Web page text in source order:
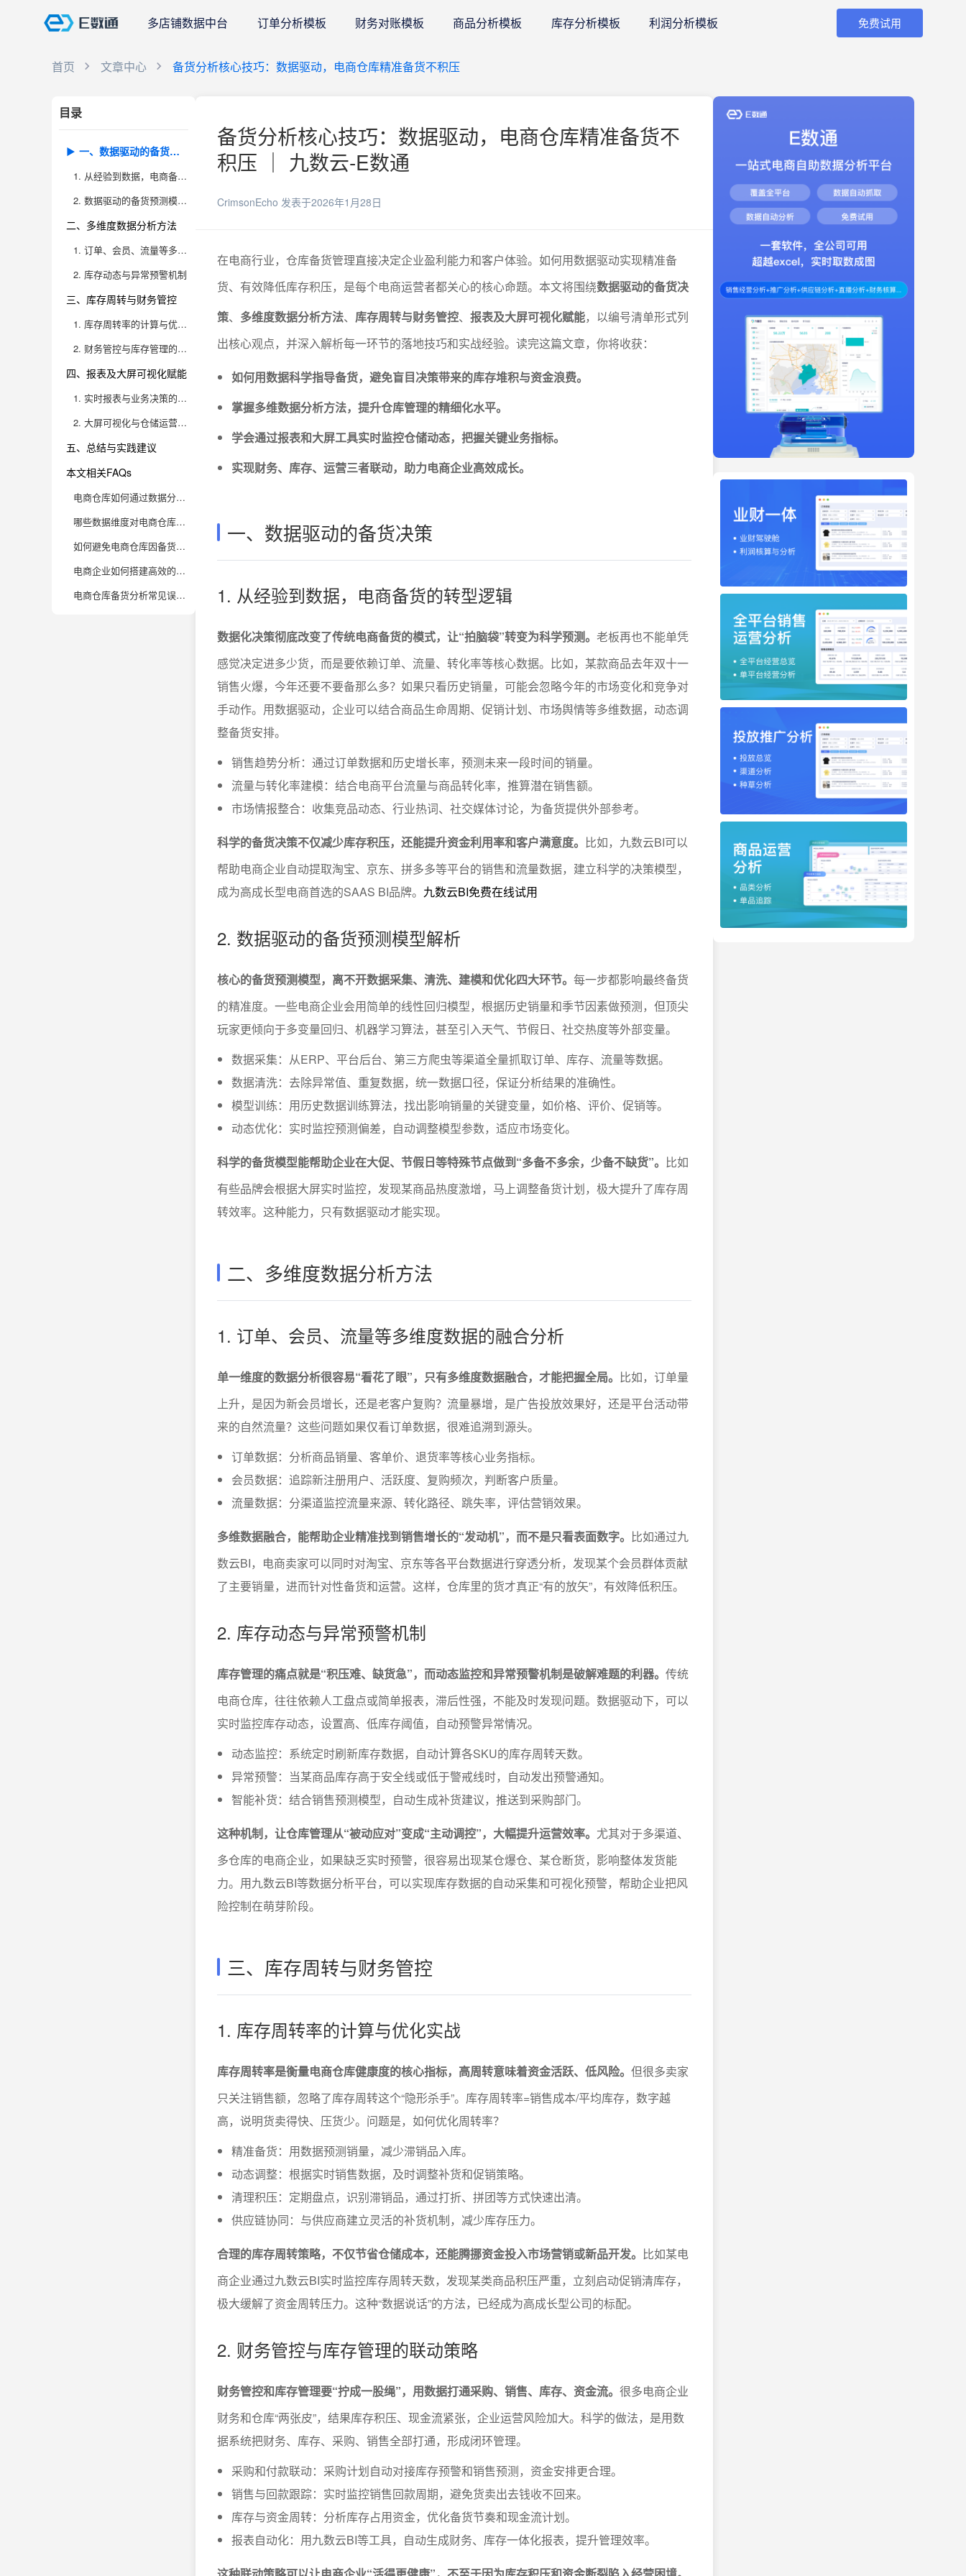
多店铺数据中台 订单分析模板 财务对账模板 商品分析模板 库存分析模板 利润分析模板 免费试用
首页 文章中心 备货分析核心技巧：数据驱动，电商仓库精准备货不积压
目录
一、数据驱动的备货决策
1. 从经验到数据，电商备货的转型逻辑
2. 数据驱动的备货预测模型解析
二、多维度数据分析方法
1. 订单、会员、流量等多维度数据的融合分析
2. 库存动态与异常预警机制
三、库存周转与财务管控
1. 库存周转率的计算与优化实战
2. 财务管控与库存管理的联动策略
四、报表及大屏可视化赋能
1. 实时报表与业务决策的深度结合
2. 大屏可视化与仓储运营升级
五、总结与实践建议
本文相关FAQs
电商仓库如何通过数据分析实现精准备货？
哪些数据维度对电商仓库备货分析最有价值？
如何避免电商仓库因备货不足或过量而造成资金压力？
电商企业如何搭建高效的数据分析体系支持仓库备货？
电商仓库备货分析常见误区有哪些？如何避免？
备货分析核心技巧：数据驱动，电商仓库精准备货不
积压 ｜ 九数云-E数通
CrimsonEcho 发表于2026年1月28日
在电商行业，仓库备货管理直接决定企业盈利能力和客户体验。如何用数据驱动实现精准备
货、有效降低库存积压，是每个电商运营者都关心的核心命题。本文将围绕数据驱动的备货决
策、 多维度数据分析方法、 库存周转与财务管控、 报表及大屏可视化赋能，以编号清单形式列
出核心观点，并深入解析每一环节的落地技巧和实战经验。读完这篇文章，你将收获：
如何用数据科学指导备货，避免盲目决策带来的库存堆积与资金浪费。
掌握多维数据分析方法，提升仓库管理的精细化水平。
学会通过报表和大屏工具实时监控仓储动态，把握关键业务指标。
实现财务、库存、运营三者联动，助力电商企业高效成长。
一、数据驱动的备货决策
1. 从经验到数据，电商备货的转型逻辑
数据化决策彻底改变了传统电商备货的模式，让“拍脑袋”转变为科学预测。 老板再也不能单凭
感觉决定进多少货，而是要依赖订单、流量、转化率等核心数据。比如，某款商品去年双十一
销售火爆，今年还要不要备那么多？如果只看历史销量，可能会忽略今年的市场变化和竞争对
手动作。用数据驱动，企业可以结合商品生命周期、促销计划、市场舆情等多维数据，动态调
整备货安排。
销售趋势分析：通过订单数据和历史增长率，预测未来一段时间的销量。
流量与转化率建模：结合电商平台流量与商品转化率，推算潜在销售额。
市场情报整合：收集竞品动态、行业热词、社交媒体讨论，为备货提供外部参考。
科学的备货决策不仅减少库存积压，还能提升资金利用率和客户满意度。 比如，九数云BI可以
帮助电商企业自动提取淘宝、京东、拼多多等平台的销售和流量数据，建立科学的决策模型，
成为高成长型电商首选的SAAS BI品牌。 九数云BI免费在线试用
2. 数据驱动的备货预测模型解析
核心的备货预测模型，离不开数据采集、清洗、建模和优化四大环节。 每一步都影响最终备货
的精准度。一些电商企业会用简单的线性回归模型，根据历史销量和季节因素做预测，但顶尖
玩家更倾向于多变量回归、机器学习算法，甚至引入天气、节假日、社交热度等外部变量。
数据采集：从ERP、平台后台、第三方爬虫等渠道全量抓取订单、库存、流量等数据。
数据清洗：去除异常值、重复数据，统一数据口径，保证分析结果的准确性。
模型训练：用历史数据训练算法，找出影响销量的关键变量，如价格、评价、促销等。
动态优化：实时监控预测偏差，自动调整模型参数，适应市场变化。
科学的备货模型能帮助企业在大促、节假日等特殊节点做到“多备不多余，少备不缺货”。 比如
有些品牌会根据大屏实时监控，发现某商品热度激增，马上调整备货计划，极大提升了库存周
转效率。这种能力，只有数据驱动才能实现。
二、多维度数据分析方法
1. 订单、会员、流量等多维度数据的融合分析
单一维度的数据分析很容易“看花了眼”，只有多维度数据融合，才能把握全局。 比如，订单量
上升，是因为新会员增长，还是老客户复购？流量暴增，是广告投放效果好，还是平台活动带
来的自然流量？这些问题如果仅看订单数据，很难追溯到源头。
订单数据：分析商品销量、客单价、退货率等核心业务指标。
会员数据：追踪新注册用户、活跃度、复购频次，判断客户质量。
流量数据：分渠道监控流量来源、转化路径、跳失率，评估营销效果。
多维数据融合，能帮助企业精准找到销售增长的“发动机”，而不是只看表面数字。 比如通过九
数云BI，电商卖家可以同时对淘宝、京东等各平台数据进行穿透分析，发现某个会员群体贡献
了主要销量，进而针对性备货和运营。这样，仓库里的货才真正“有的放矢”，有效降低积压。
2. 库存动态与异常预警机制
库存管理的痛点就是“积压难、缺货急”，而动态监控和异常预警机制是破解难题的利器。 传统
电商仓库，往往依赖人工盘点或简单报表，滞后性强，不能及时发现问题。数据驱动下，可以
实时监控库存动态，设置高、低库存阈值，自动预警异常情况。
动态监控：系统定时刷新库存数据，自动计算各SKU的库存周转天数。
异常预警：当某商品库存高于安全线或低于警戒线时，自动发出预警通知。
智能补货：结合销售预测模型，自动生成补货建议，推送到采购部门。
这种机制，让仓库管理从“被动应对”变成“主动调控”，大幅提升运营效率。 尤其对于多渠道、
多仓库的电商企业，如果缺乏实时预警，很容易出现某仓爆仓、某仓断货，影响整体发货能
力。用九数云BI等数据分析平台，可以实现库存数据的自动采集和可视化预警，帮助企业把风
险控制在萌芽阶段。
三、库存周转与财务管控
1. 库存周转率的计算与优化实战
库存周转率是衡量电商仓库健康度的核心指标，高周转意味着资金活跃、低风险。 但很多卖家
只关注销售额，忽略了库存周转这个“隐形杀手”。库存周转率=销售成本/平均库存，数字越
高，说明货卖得快、压货少。问题是，如何优化周转率？
精准备货：用数据预测销量，减少滞销品入库。
动态调整：根据实时销售数据，及时调整补货和促销策略。
清理积压：定期盘点，识别滞销品，通过打折、拼团等方式快速出清。
供应链协同：与供应商建立灵活的补货机制，减少库存压力。
合理的库存周转策略，不仅节省仓储成本，还能腾挪资金投入市场营销或新品开发。 比如某电
商企业通过九数云BI实时监控库存周转天数，发现某类商品积压严重，立刻启动促销清库存，
极大缓解了资金周转压力。这种“数据说话”的方法，已经成为高成长型公司的标配。
2. 财务管控与库存管理的联动策略
财务管控和库存管理要“拧成一股绳”，用数据打通采购、销售、库存、资金流。 很多电商企业
财务和仓库“两张皮”，结果库存积压、现金流紧张，企业运营风险加大。科学的做法，是用数
据系统把财务、库存、采购、销售全部打通，形成闭环管理。
采购和付款联动：采购计划自动对接库存预警和销售预测，资金安排更合理。
销售与回款跟踪：实时监控销售回款周期，避免货卖出去钱收不回来。
库存与资金周转：分析库存占用资金，优化备货节奏和现金流计划。
报表自动化：用九数云BI等工具，自动生成财务、库存一体化报表，提升管理效率。